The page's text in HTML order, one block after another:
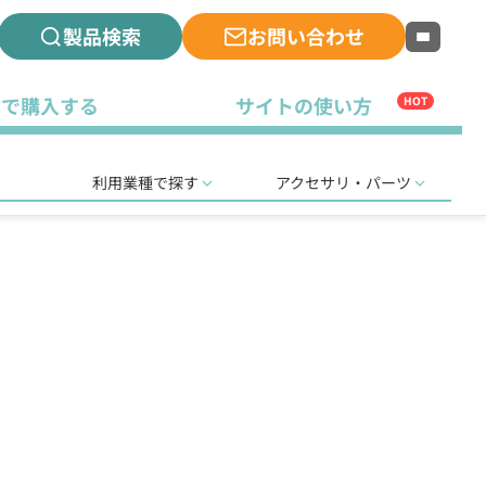
製品検索 お問い合わせ
購入する サイトの使い方 HOT
利用業種で探す アクセサリ・パーツ